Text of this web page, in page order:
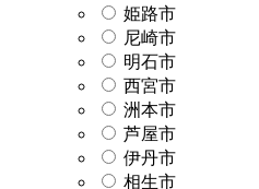
姫路市
尼崎市
明石市
西宮市
洲本市
芦屋市
伊丹市
相生市